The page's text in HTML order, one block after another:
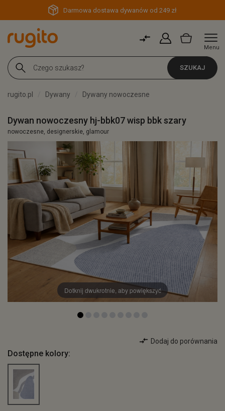
Darmowa dostawa dywanów od 249 zł
Menu
SZUKAJ
rugito.pl Dywany Dywany nowoczesne
Dywan nowoczesny hj-bbk07 wisp bbk szary
nowoczesne, designerskie, glamour
Dotknij dwukrotnie, aby powiększyć
Dodaj do porównania
Dostępne kolory: